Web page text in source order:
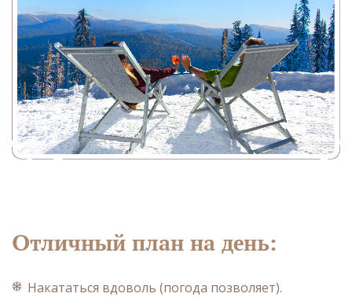
Отличный план на день:
Накататься вдоволь (погода позволяет).